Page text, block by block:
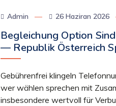
Admin 26 Haziran 2026
Begleichung Option
— Republik Österreich
Gebührenfrei klingeln
wer wählen sprechen mit
insbesondere wertvoll für